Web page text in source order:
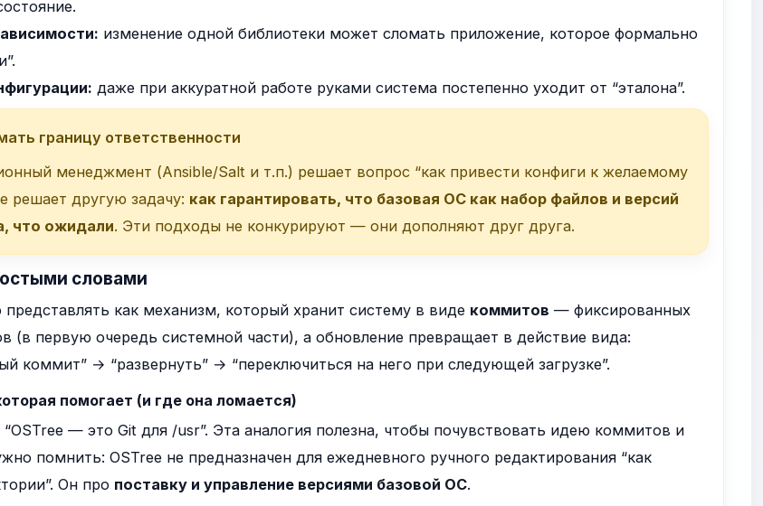
изменение одной библиотеки может сломать приложение, которое формально
даже при аккуратной работе руками система постепенно уходит от “эталона”.
границу ответственности
менеджмент (Ansible/Salt и т.п.) решает вопрос “как привести конфиги к желаемому
решает другую задачу: как гарантировать, что базовая ОС как набор файлов и версий
что ожидали. Эти подходы не конкурируют — они дополняют друг друга.
словами
представлять как механизм, который хранит систему в виде коммитов — фиксированных
(в первую очередь системной части), а обновление превращает в действие вида:
коммит” → “развернуть” → “переключиться на него при следующей загрузке”.
помогает (и где она ломается)
“OSTree — это Git для /usr”. Эта аналогия полезна, чтобы почувствовать идею коммитов и
помнить: OSTree не предназначен для ежедневного ручного редактирования “как
Он про поставку и управление версиями базовой ОС.